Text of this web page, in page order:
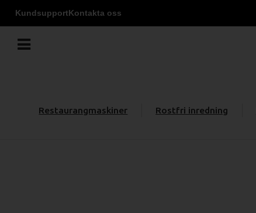
KundsupportKontakta oss
Restaurangmaskiner Rostfri inredning